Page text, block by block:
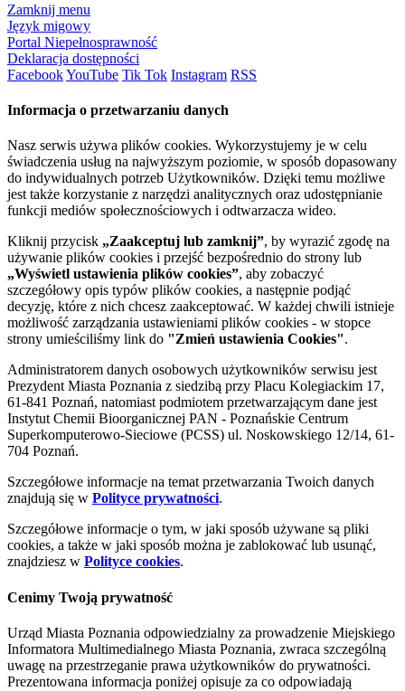
Zamknij menu
Język migowy
Portal Niepełnosprawność
Deklaracja dostępności
FacebookYouTube Tik Tok Instagram RSS
Informacja o przetwarzaniu danych
Nasz serwis używa plików cookies. Wykorzystujemy je w celu
świadczenia usług na najwyższym poziomie, w sposób dopasowany
do indywidualnych potrzeb Użytkowników. Dzięki temu możliwe
jest także korzystanie z narzędzi analitycznych oraz udostępnianie
funkcji mediów społecznościowych i odtwarzacza wideo.
Kliknij przycisk „Zaakceptuj lub zamknij”, by wyrazić zgodę na
używanie plików cookies i przejść bezpośrednio do strony lub
„Wyświetl ustawienia plików cookies”, aby zobaczyć
szczegółowy opis typów plików cookies, a następnie podjąć
decyzję, które z nich chcesz zaakceptować. W każdej chwili istnieje
możliwość zarządzania ustawieniami plików cookies - w stopce
strony umieściliśmy link do "Zmień ustawienia Cookies".
Administratorem danych osobowych użytkowników serwisu jest
Prezydent Miasta Poznania z siedzibą przy Placu Kolegiackim 17,
61-841 Poznań, natomiast podmiotem przetwarzającym dane jest
Instytut Chemii Bioorganicznej PAN - Poznańskie Centrum
Superkomputerowo-Sieciowe (PCSS) ul. Noskowskiego 12/14, 61-
704 Poznań.
Szczegółowe informacje na temat przetwarzania Twoich danych
znajdują się w Polityce prywatności.
Szczegółowe informacje o tym, w jaki sposób używane są pliki
cookies, a także w jaki sposób można je zablokować lub usunąć,
znajdziesz w Polityce cookies.
Cenimy Twoją prywatność
Urząd Miasta Poznania odpowiedzialny za prowadzenie Miejskiego
Informatora Multimedialnego Miasta Poznania, zwraca szczególną
uwagę na przestrzeganie prawa użytkowników do prywatności.
Prezentowana informacja poniżej opisuje za co odpowiadają